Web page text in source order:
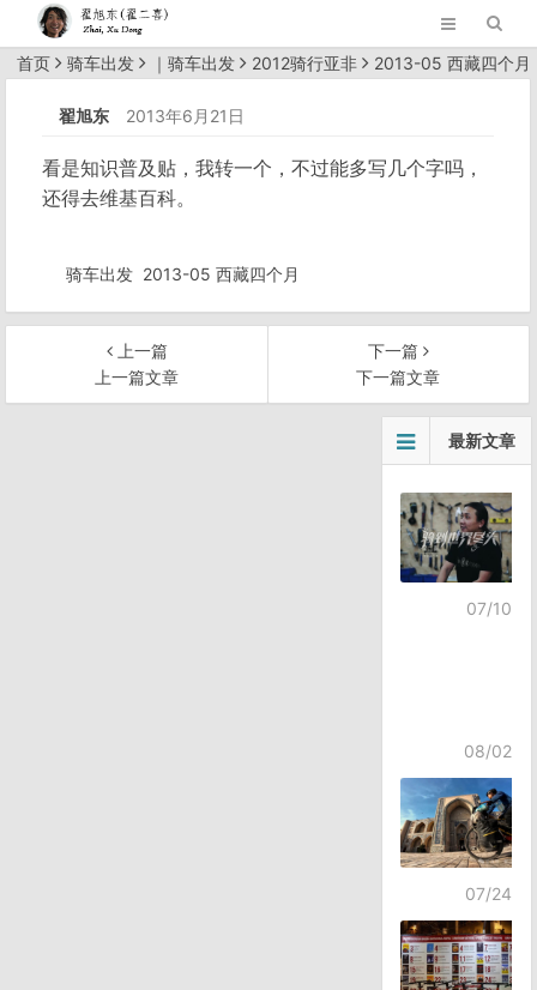
首页 骑车出发 ｜骑车出发 2012骑行亚非
2013-05 西藏四个月
翟旭东
2013年6月21日
看是知识普及贴，我转一个，不过能多写几个字吗，
还得去维基百科。
骑车出发 2013-05 西藏四个月
上一篇
上一篇文章
下一篇
下一篇文章
最新文章
07/10
08/02
07/24